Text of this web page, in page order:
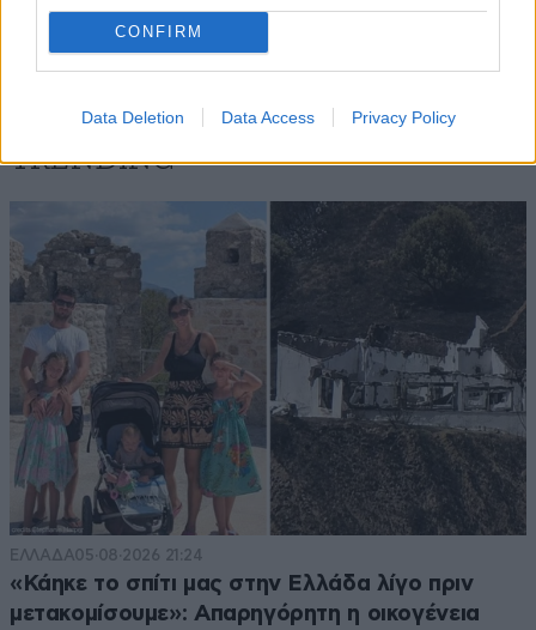
CONFIRM
Data Deletion Data Access Privacy Policy
Απαντήστε
TRENDING
ΕΛΛΑΔΑ05·08·2026 21:24
«Κάηκε το σπίτι μας στην Ελλάδα λίγο πριν
μετακομίσουμε»: Απαρηγόρητη η οικογένεια